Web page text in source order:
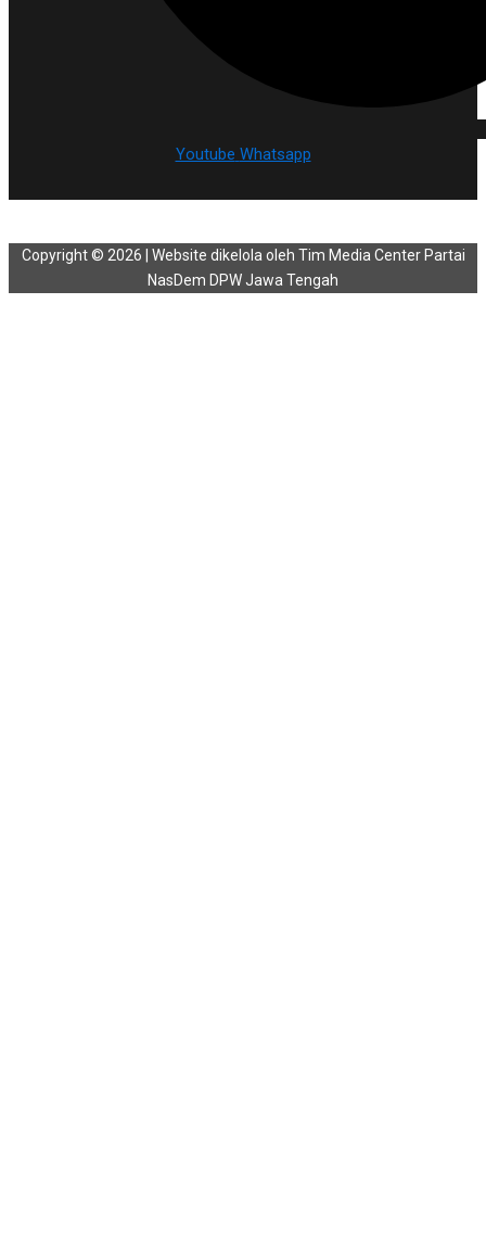
Youtube Whatsapp
Copyright © 2026 | Website dikelola oleh Tim Media Center Partai
NasDem DPW Jawa Tengah